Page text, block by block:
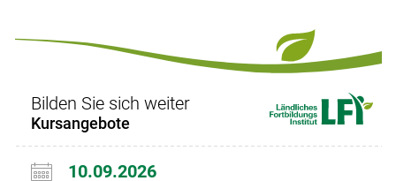
Bilden Sie sich weiter
Kursangebote
10.09.2026